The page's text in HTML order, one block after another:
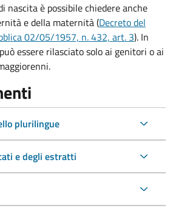
nascita è possibile chiedere anche
e della maternità (Decreto del
02/05/1957, n. 432, art. 3). In
essere rilasciato solo ai genitori o ai
plurilingue
e degli estratti